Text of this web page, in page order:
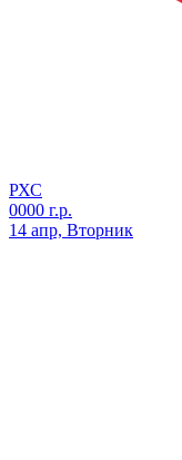
РХС
0000 г.р.
14 апр, Вторник